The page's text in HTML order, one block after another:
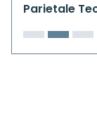
Parietale